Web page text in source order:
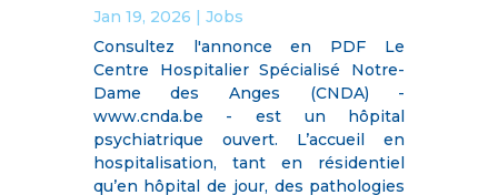
Jan 19, 2026 | Jobs
Consultez l'annonce en PDF Le
Centre Hospitalier Spécialisé Notre-
Dame des Anges (CNDA) -
www.cnda.be - est un hôpital
psychiatrique ouvert. L’accueil en
hospitalisation, tant en résidentiel
qu’en hôpital de jour, des pathologies